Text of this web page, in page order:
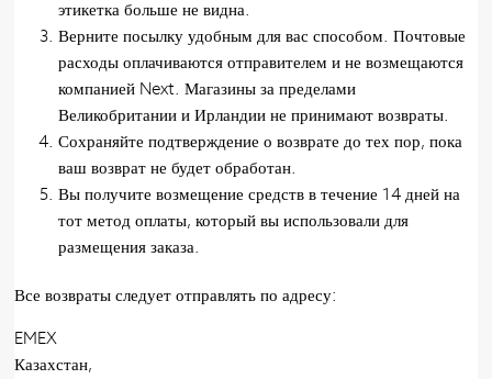
этикетка больше не видна.
Верните посылку удобным для вас способом. Почтовые
расходы оплачиваются отправителем и не возмещаются
компанией Next. Магазины за пределами
Великобритании и Ирландии не принимают возвраты.
Сохраняйте подтверждение о возврате до тех пор, пока
ваш возврат не будет обработан.
Вы получите возмещение средств в течение 14 дней на
тот метод оплаты, который вы использовали для
размещения заказа.
Все возвраты следует отправлять по адресу:
EMEX
Казахстан,